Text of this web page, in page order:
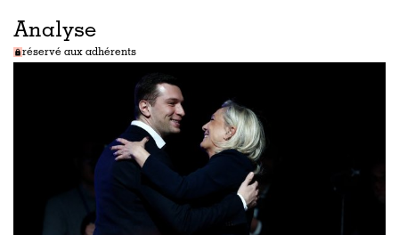
Analyse
réservé aux adhérents